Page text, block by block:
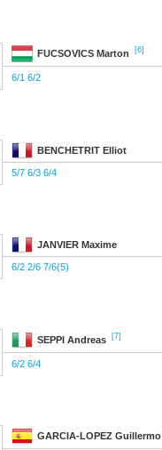
FUCSOVICS Marton [6]
6/1 6/2
BENCHETRIT Elliot
5/7 6/3 6/4
JANVIER Maxime
6/2 2/6 7/6(5)
SEPPI Andreas [7]
6/2 6/4
GARCIA-LOPEZ Guillermo